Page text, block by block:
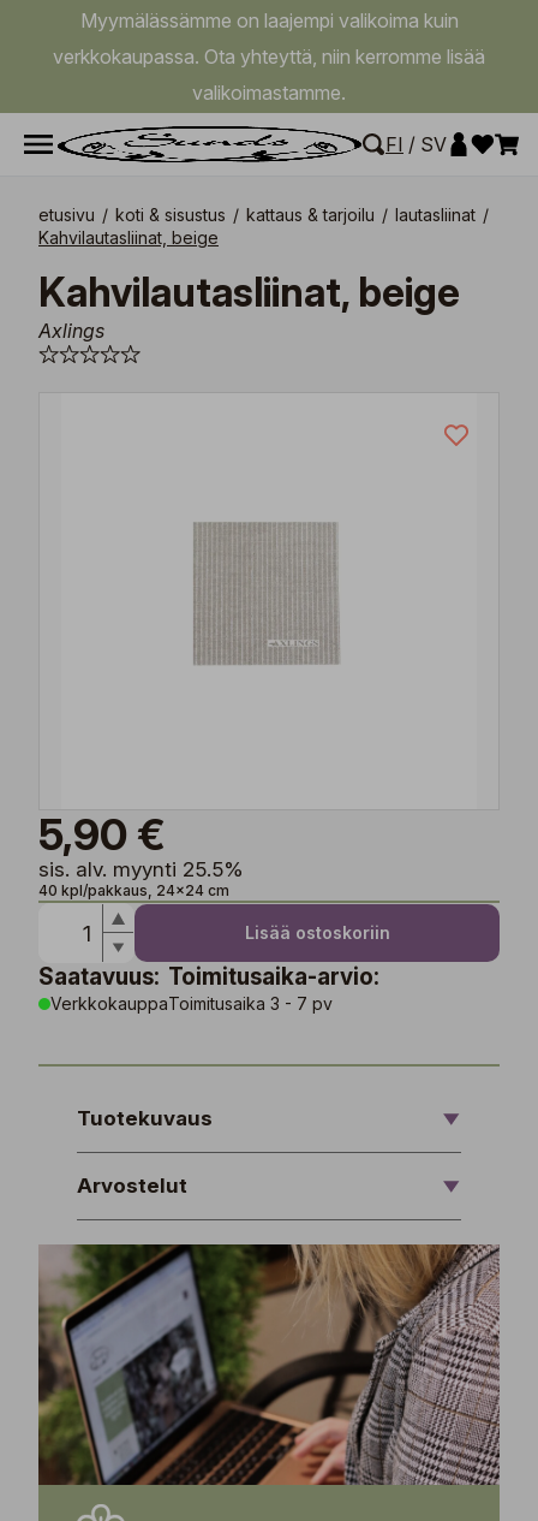
Myymälässämme on laajempi valikoima kuin
verkkokaupassa. Ota yhteyttä, niin kerromme lisää
valikoimastamme.
FI / SV
etusivu / koti & sisustus / kattaus & tarjoilu / lautasliinat /
Kahvilautasliinat, beige
Kahvilautasliinat, beige
Axlings
5,90 €
sis. alv. myynti 25.5%
40 kpl/pakkaus, 24x24 cm
Lisää ostoskoriin
Saatavuus:
Verkkokauppa
Toimitusaika-arvio:
Toimitusaika 3 - 7 pv
Tuotekuvaus
Arvostelut